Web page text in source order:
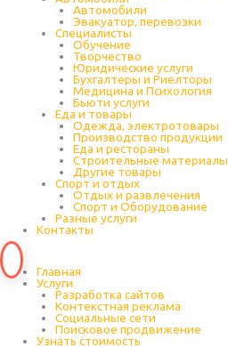
Автомобили
Эвакуатор, перевозки
Специалисты
Обучение
Творчество
Юридические услуги
Бухгалтеры и Риелторы
Медицина и Психология
Бьюти услуги
Еда и товары
Одежда, электротовары
Производство продукции
Еда и рестораны
Строительные материалы
Другие товары
Спорт и отдых
Отдых и развлечения
Спорт и Оборудование
Разные услуги
Контакты
Главная
Услуги
Разработка сайтов
Контекстная реклама
Социальные сети
Поисковое продвижение
Узнать стоимость